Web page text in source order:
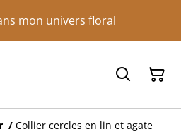
mon univers floral
/ Collier cercles en lin et agate